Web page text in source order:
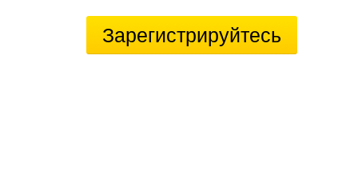
Зарегистрируйтесь